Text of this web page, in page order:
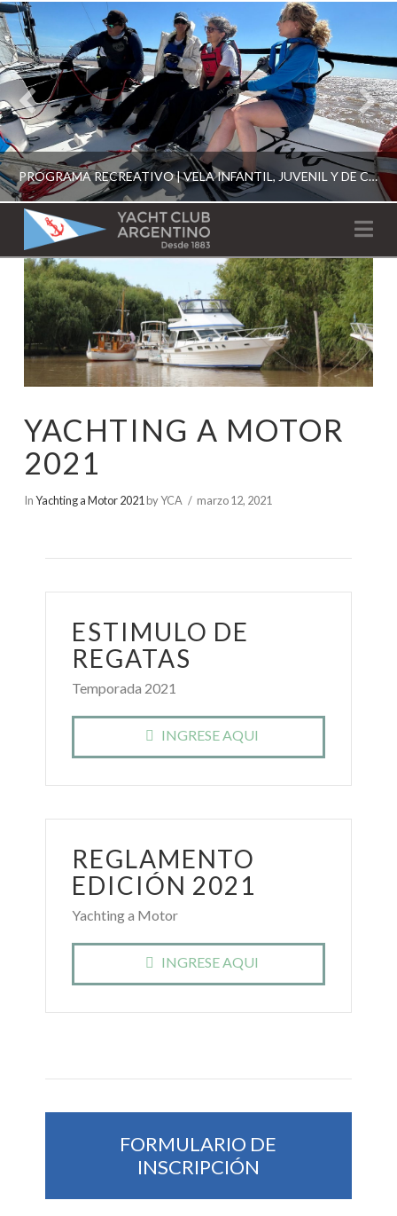
PROGRAMA RECREATIVO | VELA INFANTIL, JUVENIL Y DE CRUCERO 2026
ESCUELA RECREATIVA 2026
YACHT
CLUB
ARGENTINO
YACHTING A MOTOR
2021
InYachting a Motor 2021 by YCA marzo 12, 2021
ESTIMULO DE
REGATAS
Temporada 2021
INGRESE AQUI
REGLAMENTO
EDICIÓN 2021
Yachting a Motor
INGRESE AQUI
FORMULARIO DE
INSCRIPCIÓN